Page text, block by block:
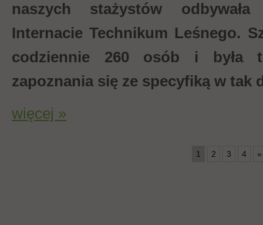
naszych stażystów
Internacie Technikum Leśnego.
codziennie 260 osób i była
zapoznania się ze specyfiką w tak
więcej »
1 2 3 4 »